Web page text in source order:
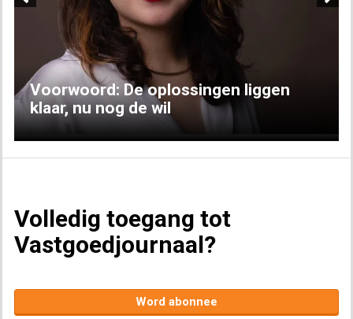
Voorwoord: De oplossingen liggen
klaar, nu nog de wil
Volledig toegang tot
Vastgoedjournaal?
Word abonnee